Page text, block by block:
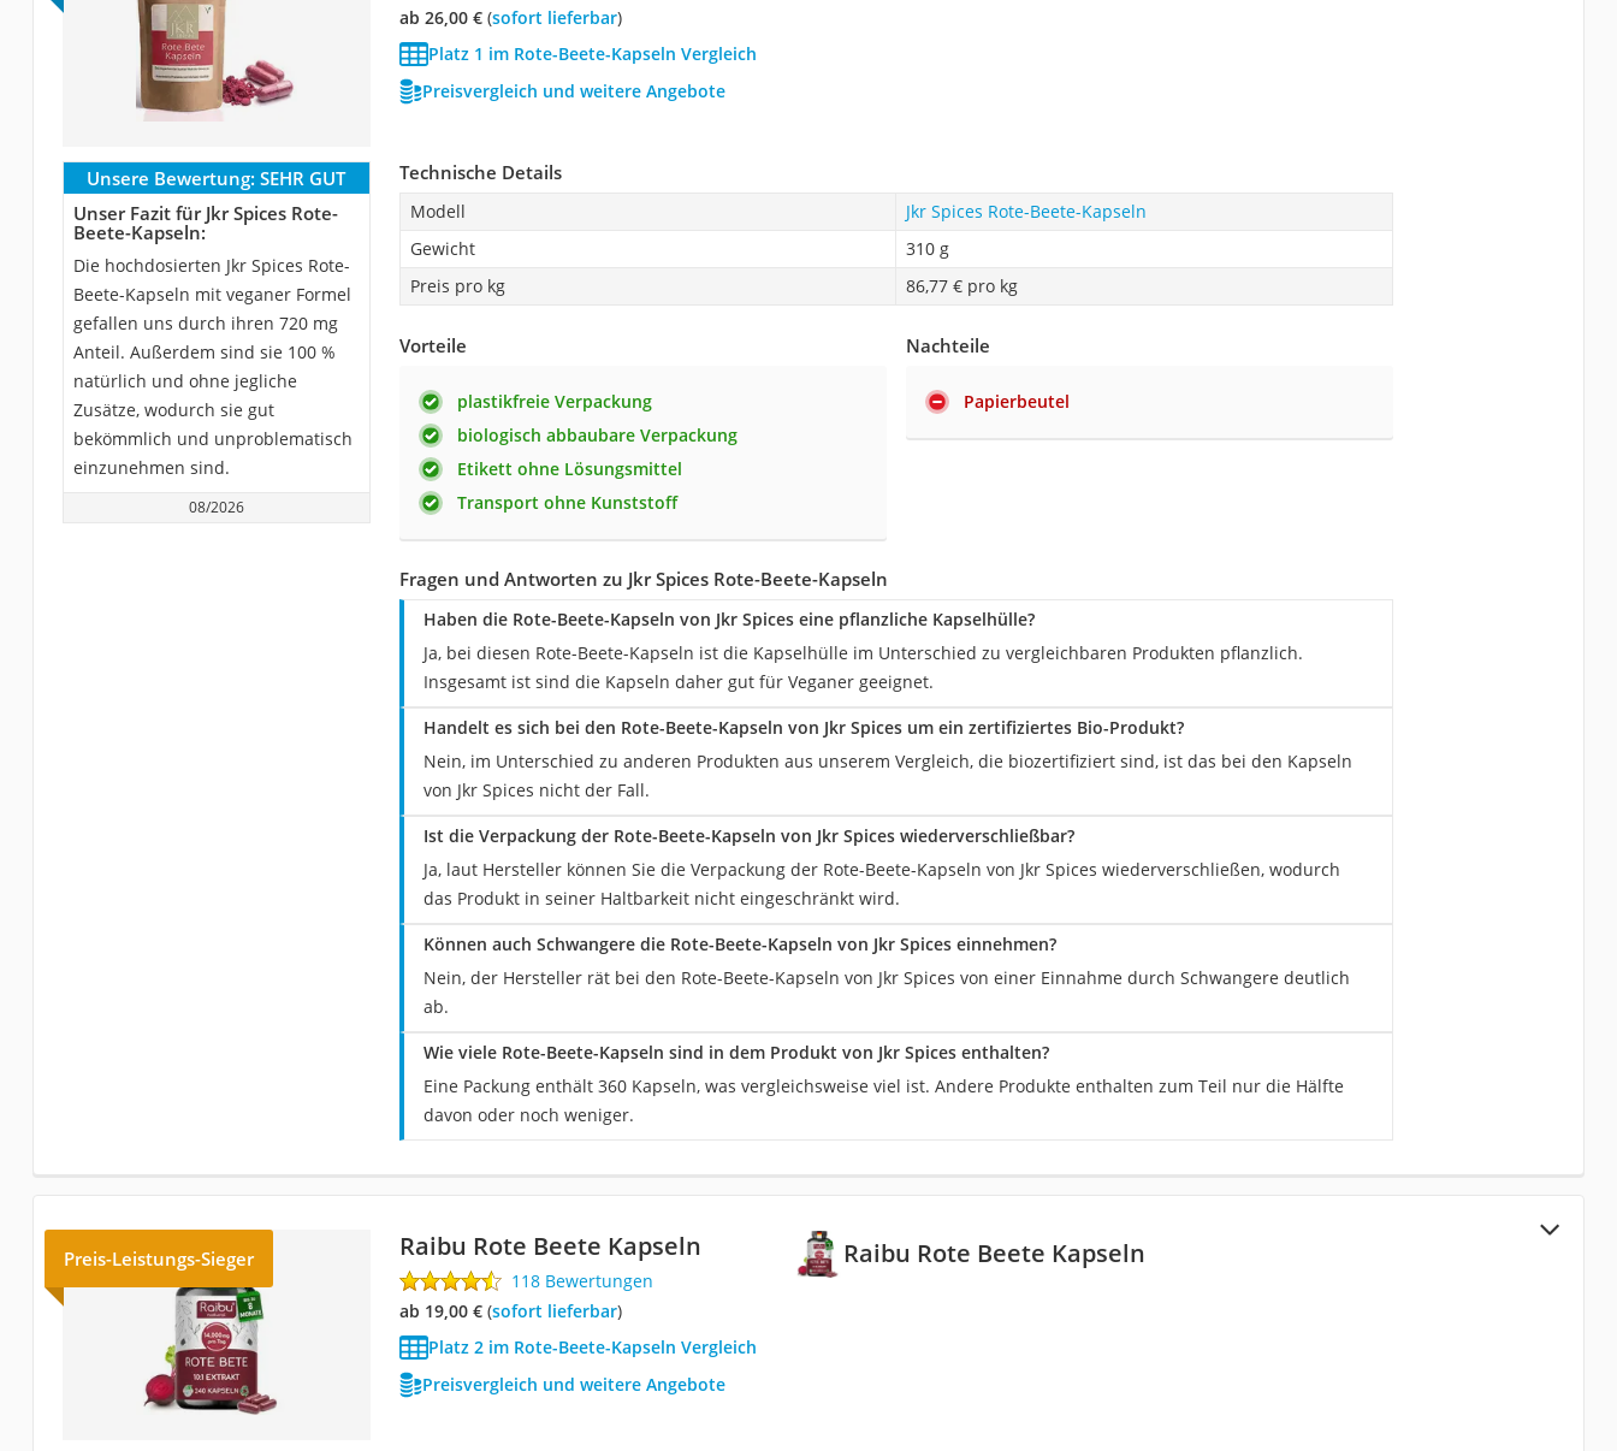
ab 26,00 €( Sofort lieferbar)
Platz 1 im Rote-Beete-Kapseln Vergleich
Preisvergleich und weitere Angebote
Unsere Bewertung: SEHR GUT
Unser Fazit für Jkr Spices Rote-
Beete-Kapseln:
Die hochdosierten Jkr Spices Rote-
Beete-Kapseln mit veganer Formel
gefallen uns durch ihren 720 mg
Anteil. Außerdem sind sie 100 %
natürlich und ohne jegliche
Zusätze, wodurch sie gut
bekömmlich und unproblematisch
einzunehmen sind.
08/2026
Technische Details
Modell
Jkr Spices Rote-Beete-Kapseln
Gewicht
310 g
Preis pro kg
86,77 € pro kg
Vorteile
plastikfreie Verpackung
biologisch abbaubare Verpackung
Etikett ohne Lösungsmittel
Transport ohne Kunststoff
Nachteile
Papierbeutel
Fragen und Antworten zu Jkr Spices Rote-Beete-Kapseln
Haben die Rote-Beete-Kapseln von Jkr Spices eine pflanzliche Kapselhülle?
Ja, bei diesen Rote-Beete-Kapseln ist die Kapselhülle im Unterschied zu vergleichbaren Produkten pflanzlich.
Insgesamt ist sind die Kapseln daher gut für Veganer geeignet.
Handelt es sich bei den Rote-Beete-Kapseln von Jkr Spices um ein zertifiziertes Bio-Produkt?
Nein, im Unterschied zu anderen Produkten aus unserem Vergleich, die biozertifiziert sind, ist das bei den Kapseln
von Jkr Spices nicht der Fall.
Ist die Verpackung der Rote-Beete-Kapseln von Jkr Spices wiederverschließbar?
Ja, laut Hersteller können Sie die Verpackung der Rote-Beete-Kapseln von Jkr Spices wiederverschließen, wodurch
das Produkt in seiner Haltbarkeit nicht eingeschränkt wird.
Können auch Schwangere die Rote-Beete-Kapseln von Jkr Spices einnehmen?
Nein, der Hersteller rät bei den Rote-Beete-Kapseln von Jkr Spices von einer Einnahme durch Schwangere deutlich
ab.
Wie viele Rote-Beete-Kapseln sind in dem Produkt von Jkr Spices enthalten?
Eine Packung enthält 360 Kapseln, was vergleichsweise viel ist. Andere Produkte enthalten zum Teil nur die Hälfte
davon oder noch weniger.
Raibu Rote Beete Kapseln
Preis-Leistungs-Sieger Raibu Rote Beete Kapseln
118 Bewertungen
ab 19,00 €( Sofort lieferbar)
Platz 2 im Rote-Beete-Kapseln Vergleich
Preisvergleich und weitere Angebote